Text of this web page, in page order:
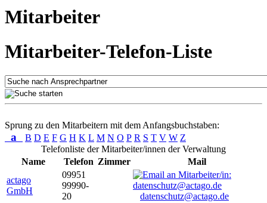
Mitarbeiter
Mitarbeiter-Telefon-Liste
Sprung zu den Mitarbeitern mit dem Anfangsbuchstaben:
a B D E F G H K L M N O P R S T V W Z
Telefonliste der Mitarbeiter/innen der Verwaltung
Name
Telefon Zimmer
Mail
actago
GmbH
09951
99990-
20
datenschutz@actago.de